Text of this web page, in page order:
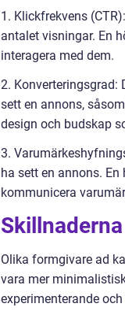
1. Klickfrekvens
antalet visningar. En
interagera med dem.
2. Konverteringsgrad:
sett en annons,
design och budskap
3.
ha sett en annons.
kommunicera
Olika formgivare ad
vara mer
experimenterande